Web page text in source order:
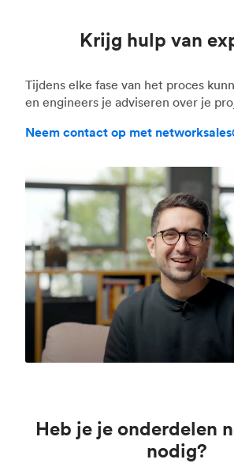
Krijg hulp van
Tijdens elke fase van het proces
en engineers je adviseren over je
Neem contact op met
Heb je je onderdelen
nodig?